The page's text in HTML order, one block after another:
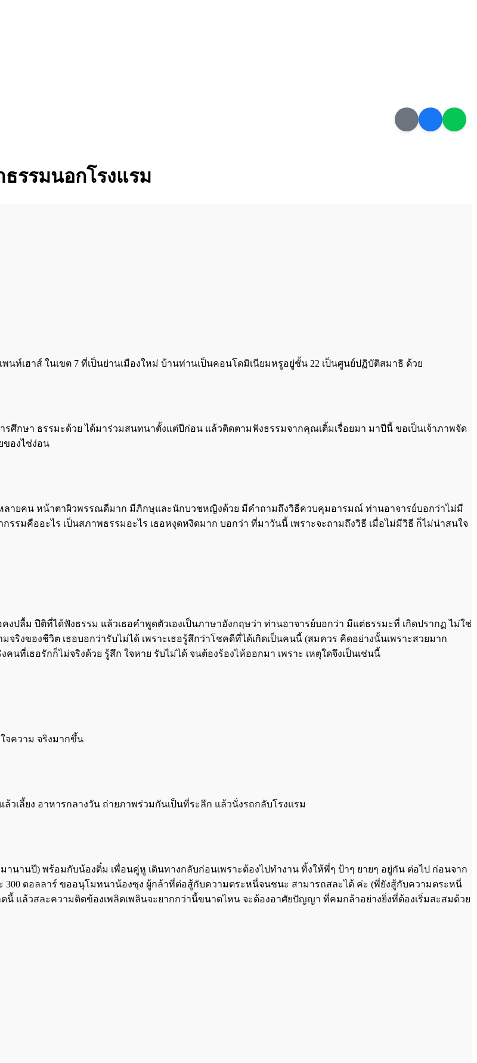
รรมนอกโรงแรม
เฮาส์ ในเขต 7 ที่เป็นย่านเมืองใหม่ บ้านท่านเป็นคอนโดมิเนียมหรูอยู่ชั้น 22 เป็นศูนย์ปฏิบัติสมาธิ ด้วย
กษา ธรรมะด้วย ได้มาร่วมสนทนาตั้งแต่ปีก่อน แล้วติดตามฟังธรรมจากคุณเติ้มเรื่อยมา มาปีนี้ ขอเป็นเจ้าภาพจัด
ของไซ่ง่อน
ายคน หน้าตาผิวพรรณดีมาก มีภิกษุและนักบวชหญิงด้วย มีคำถามถึงวิธีควบคุมอารมณ์ ท่านอาจารย์บอกว่าไม่มี
รรมคืออะไร เป็นสภาพธรรมอะไร เธอหงุดหงิดมาก บอกว่า ที่มาวันนี้ เพราะจะถามถึงวิธี เมื่อไม่มีวิธี ก็ไม่น่าสนใจ
งปลื้ม ปีติที่ได้ฟังธรรม แล้วเธอคำพูดตัวเองเป็นภาษาอังกฤษว่า ท่านอาจารย์บอกว่า มีแต่ธรรมะที่ เกิดปรากฏ ไม่ใช่
จริงของชีวิต เธอบอกว่ารับไม่ได้ เพราะเธอรู้สึกว่าโชคดีที่ได้เกิดเป็นคนนี้ (สมควร คิดอย่างนั้นเพราะสวยมาก
ที่เธอรักก็ไม่จริงด้วย รู้สึก ใจหาย รับไม่ได้ จนต้องร้องไห้ออกมา เพราะ เหตุใดจึงเป็นเช่นนี้
จความ จริงมากขึ้น
วเลี้ยง อาหารกลางวัน ถ่ายภาพร่วมกันเป็นที่ระลึก แล้วนั่งรถกลับโรงแรม
านปี) พร้อมกับน้องติ๋ม เพื่อนคู่หู เดินทางกลับก่อนเพราะต้องไปทำงาน ทิ้งให้พี่ๆ ป้าๆ ยายๆ อยู่กัน ต่อไป ก่อนจาก
300 ดอลลาร์ ขออนุโมทนาน้องซุง ผู้กล้าที่ต่อสู้กับความตระหนี่จนชนะ สามารถสละได้ ค่ะ (พี่ยังสู้กับความตระหนี่
นี้ แล้วสละความติดข้องเพลิดเพลินจะยากกว่านี้ขนาดไหน จะต้องอาศัยปัญญา ที่คมกล้าอย่างยิ่งที่ต้องเริ่มสะสมด้วย